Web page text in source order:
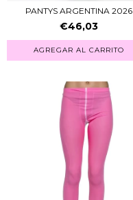
PANTYS ARGENTINA 2026
€46,03
AGREGAR AL CARRITO